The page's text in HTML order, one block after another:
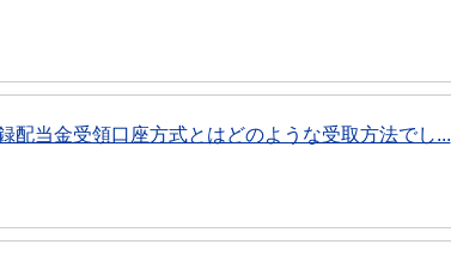
配当金受領口座方式とはどのような受取方法でし...